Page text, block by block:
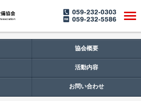
協会概要
活動内容
お問い合わせ